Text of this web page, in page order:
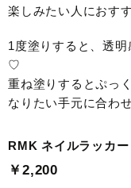
楽しみたい人におす
1度塗りすると、透
♡
重ね塗りするとぷっ
なりたい手元に合わ
RMK ネイルラッカ
￥2,200